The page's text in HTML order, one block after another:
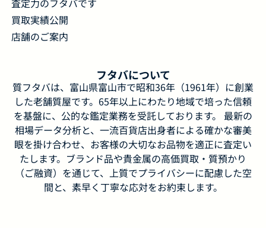
査定力のフタバです
買取実績公開
店舗のご案内
フタバについて
質フタバは、富山県富山市で昭和36年（1961年）に創業
した老舗質屋です。65年以上にわたり地域で培った信頼
を基盤に、公的な鑑定業務を受託しております。 最新の
相場データ分析と、一流百貨店出身者による確かな審美
眼を掛け合わせ、お客様の大切なお品物を適正に査定い
たします。ブランド品や貴金属の高価買取・質預かり
（ご融資）を通じて、上質でプライバシーに配慮した空
間と、素早く丁寧な応対をお約束します。